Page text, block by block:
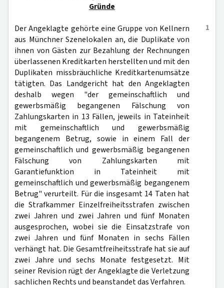
Gründe
1
Der Angeklagte gehörte eine Gruppe von Kellnern
aus Münchner Szenelokalen an, die Duplikate von
ihnen von Gästen zur Bezahlung der Rechnungen
überlassenen Kreditkarten herstellten und mit den
Duplikaten missbräuchliche Kreditkartenumsätze
tätigten. Das Landgericht hat den Angeklagten
deshalb wegen "der gemeinschaftlich und
gewerbsmäßig begangenen Fälschung von
Zahlungskarten in 13 Fällen, jeweils in Tateinheit
mit gemeinschaftlich und gewerbsmäßig
begangenem Betrug, sowie in einem Fall der
gemeinschaftlich und gewerbsmäßig begangenen
Fälschung von Zahlungskarten mit
Garantiefunktion in Tateinheit mit
gemeinschaftlich und gewerbsmäßig begangenem
Betrug" verurteilt. Für die insgesamt 14 Taten hat
die Strafkammer Einzelfreiheitsstrafen zwischen
zwei Jahren und zwei Jahren und fünf Monaten
ausgesprochen, wobei sie die Einsatzstrafe von
zwei Jahren und fünf Monaten in sechs Fällen
verhängt hat. Die Gesamtfreiheitsstrafe hat sie auf
zwei Jahre und sechs Monate festgesetzt. Mit
seiner Revision rügt der Angeklagte die Verletzung
sachlichen Rechts und beanstandet das Verfahren.